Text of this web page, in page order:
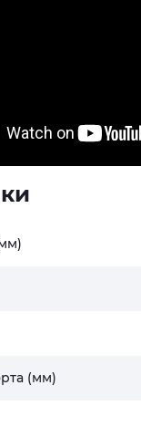
(мм)